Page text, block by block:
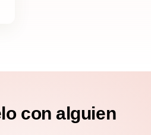
con alguien